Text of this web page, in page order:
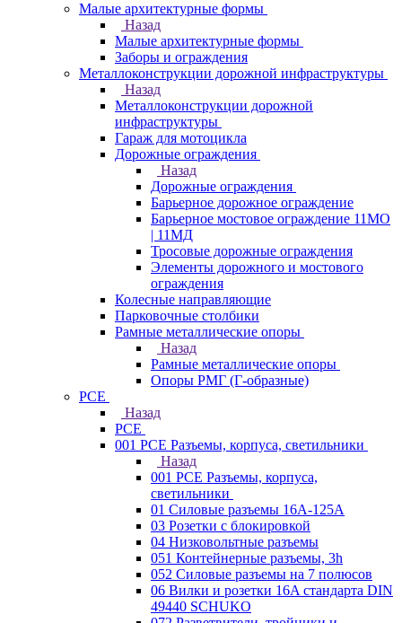
Малые архитектурные формы
Назад
Малые архитектурные формы
Заборы и ограждения
Металлоконструкции дорожной инфраструктуры
Назад
Металлоконструкции дорожной
инфраструктуры
Гараж для мотоцикла
Дорожные ограждения
Назад
Дорожные ограждения
Барьерное дорожное ограждение
Барьерное мостовое ограждение 11МО
| 11МД
Тросовые дорожные ограждения
Элементы дорожного и мостового
ограждения
Колесные направляющие
Парковочные столбики
Рамные металлические опоры
Назад
Рамные металлические опоры
Опоры РМГ (Г-образные)
PCE
Назад
PCE
001 PCE Разъемы, корпуса, светильники
Назад
001 PCE Разъемы, корпуса,
светильники
01 Силовые разъемы 16А-125А
03 Розетки с блокировкой
04 Низковольтные разъемы
051 Контейнерные разъемы, 3h
052 Силовые разъемы на 7 полюсов
06 Вилки и розетки 16A стандарта DIN
49440 SCHUKO